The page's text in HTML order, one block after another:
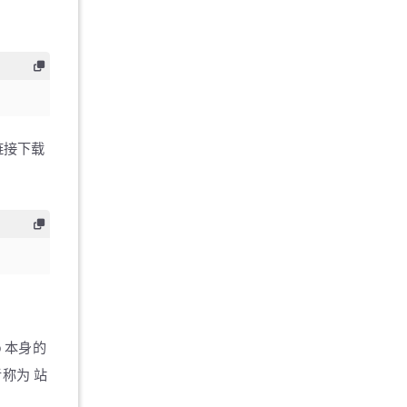
下载
本身的
为 站